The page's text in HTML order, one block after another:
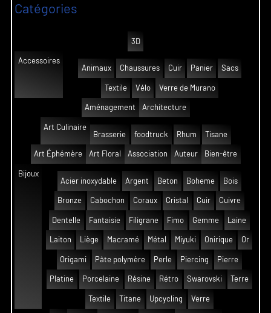
Catégories
3D
Accessoires
Animaux
Chaussures Cuir Panier Sacs
Textile Vélo Verre de Murano
Aménagement Architecture
Art Culinaire
Brasserie
foodtruck Rhum Tisane
Art Éphémère Art Floral Association Auteur Bien-être
Bijoux
Acier inoxydable
Argent Beton Boheme Bois
Bronze Cabochon Coraux Cristal Cuir Cuivre
Dentelle Fantaisie Filigrane Fimo Gemme Laine
Laiton Liège Macramé Métal Miyuki Onirique Or
Origami Pâte polymère Perle Piercing Pierre
Platine Porcelaine Résine Rétro Swarovski Terre
Textile Titane Upcycling Verre